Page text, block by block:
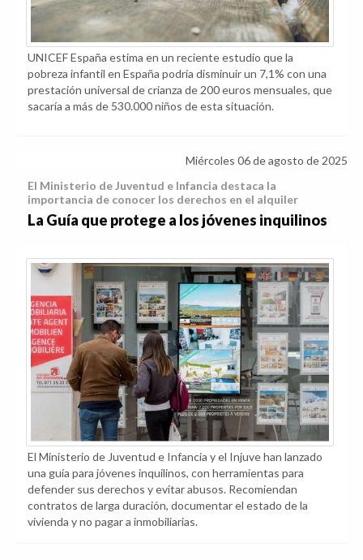
UNICEF España estima en un reciente estudio que la
pobreza infantil en España podría disminuir un 7,1% con una
prestación universal de crianza de 200 euros mensuales, que
sacaría a más de 530.000 niños de esta situación.
Miércoles 06 de agosto de 2025
El Ministerio de Juventud e Infancia destaca la
importancia de conocer los derechos en el alquiler
La Guía que protege a los jóvenes inquilinos
El Ministerio de Juventud e Infancia y el Injuve han lanzado
una guía para jóvenes inquilinos, con herramientas para
defender sus derechos y evitar abusos. Recomiendan
contratos de larga duración, documentar el estado de la
vivienda y no pagar a inmobiliarias.